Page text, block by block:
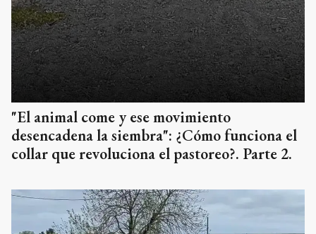
"El animal come y ese movimiento
desencadena la siembra": ¿Cómo funciona el
collar que revoluciona el pastoreo?. Parte 2.